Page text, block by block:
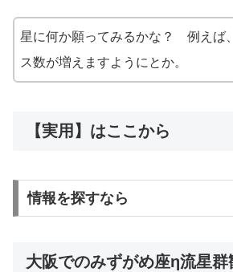
星に何か願ってみるかな？ 例えば
ス数が増えますようにとか。
【実用】はここから
情報を探すなら
大阪でのみずがめ座η流星群